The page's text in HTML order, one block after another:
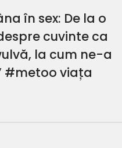
în sex: De la o
cuvinte ca
la cum ne-a
#metoo viața